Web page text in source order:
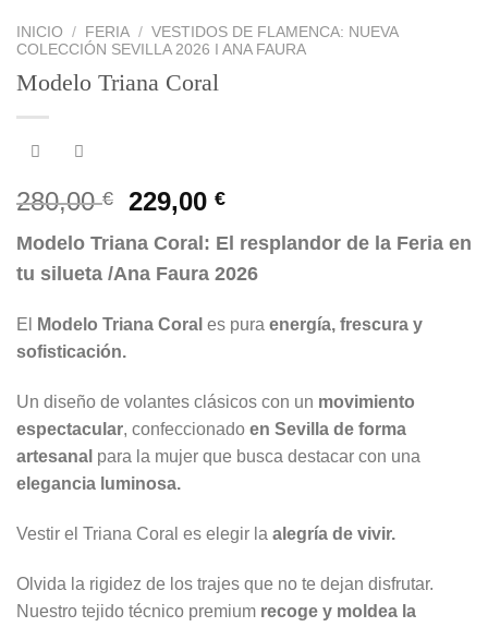
INICIO / FERIA / VESTIDOS DE FLAMENCA: NUEVA
COLECCIÓN SEVILLA 2026 I ANA FAURA
Modelo Triana Coral
280,00€
El
original
era:
229,00€El
actual
es:
Modelo Triana Coral: El resplandor de la Feria en
tu silueta /Ana Faura 2026
El Modelo Triana Coral es pura energía, frescura y
sofisticación.
Un diseño de volantes clásicos con un movimiento
espectacular, confeccionado en Sevilla de forma
artesanal para la mujer que busca destacar con una
elegancia luminosa.
Vestir el Triana Coral es elegir la alegría de vivir.
Olvida la rigidez de los trajes que no te dejan disfrutar.
Nuestro tejido técnico premium recoge y moldea la